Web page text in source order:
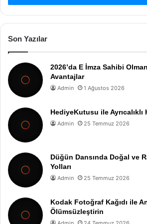
Son Yazılar
2026’da E İmza Sahibi
Avantajlar
Admin 1 Ağustos 2026
HediyeKutusu ile
Admin 25 Temmuz 2026
Düğün Dansında Doğal ve
Yolları
Admin 25 Temmuz 2026
Kodak Fotoğraf Kağıdı ile
Ölümsüzleştirin